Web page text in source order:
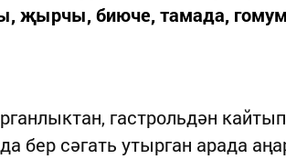
җырчы, биюче, тамада,
гастрольдән
бер сәгать утырган арада